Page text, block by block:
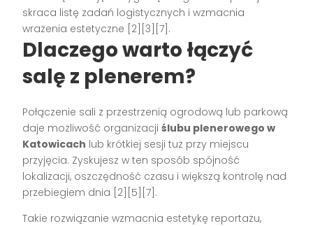
skraca listę zadań logistycznych i wzmacnia
wrażenia estetyczne [2][3][7].
Dlaczego warto łączyć
salę z plenerem?
Połączenie sali z przestrzenią ogrodową lub parkową
daje możliwość organizacjiślubu plenerowego w
Katowicach lub krótkiej sesji tuż przy miejscu
przyjęcia. Zyskujesz w ten sposób spójność
lokalizacji, oszczędność czasu i większą kontrolę nad
przebiegiem dnia [2][5][7].
Takie rozwiązanie wzmacnia estetykę reportażu,